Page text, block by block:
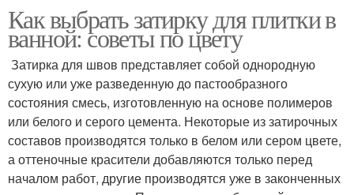
Как выбрать затирку для плитки в
ванной: советы по цвету
Затирка для швов представляет собой однородную
сухую или уже разведенную до пастообразного
состояния смесь, изготовленную на основе полимеров
или белого и серого цемента. Некоторые из затирочных
составов производятся только в белом или сером цвете,
а оттеночные красители добавляются только перед
началом работ, другие производятся уже в законченных